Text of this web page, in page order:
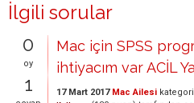
İlgili sorular
0
oy
1
Mac için SPSS
ihtiyacım var ACİL
17 Mart 2017 Mac Ailesi